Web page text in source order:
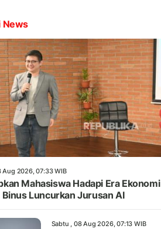
News
Aug 2026, 07:33 WIB
Mahasiswa Hadapi Era Ekonomi
Binus Luncurkan Jurusan AI
Sabtu , 08 Aug 2026, 07:13 WIB